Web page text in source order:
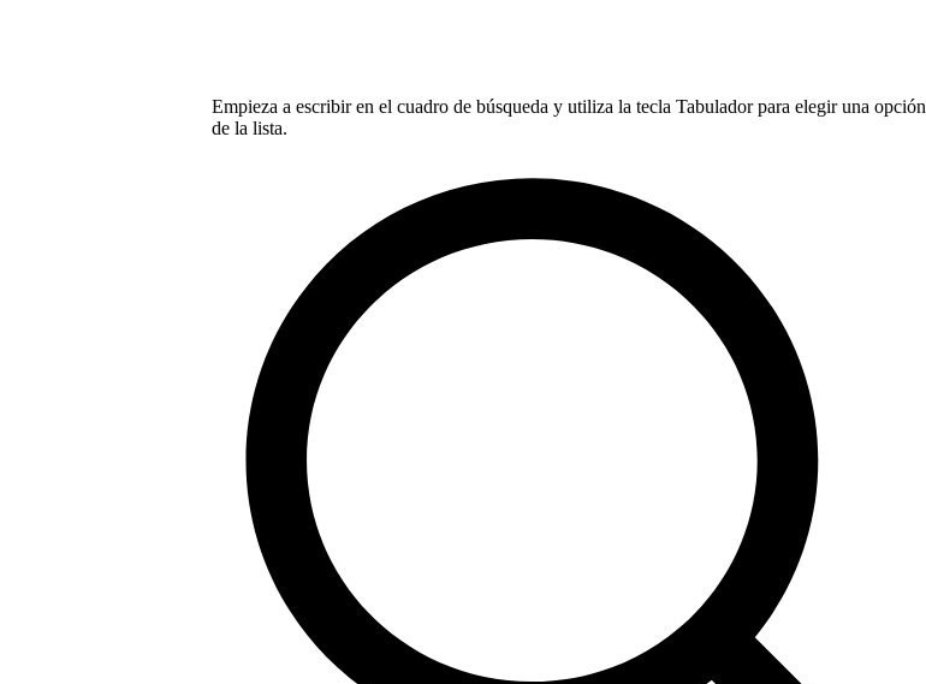
Empieza a escribir en el cuadro de búsqueda y utiliza la tecla Tabulador para elegir una opción
de la lista.